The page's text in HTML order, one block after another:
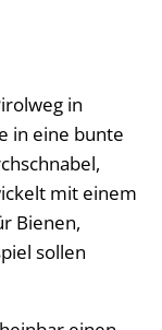
in
in eine bunte
mit einem
Bienen,
sollen